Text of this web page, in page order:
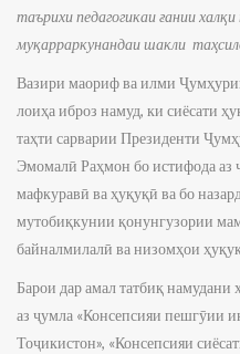
таърихи педагогикаи ғании
муқарраркунандаи шакли
Вазири маориф ва илми
лоиҳа иброз намуд, ки сиёсати
таҳти сарварии Президенти
Эмомалӣ Раҳмон бо истифода аз
мафкуравӣ ва ҳуқуқӣ ва бо
мутобиқкунии қонунгузории
байналмилалӣ ва низомҳои
Барои дар амал татбиқ намудани
аз ҷумла «Консепсияи пешгӯии
Тоҷикистон», «Консепсияи